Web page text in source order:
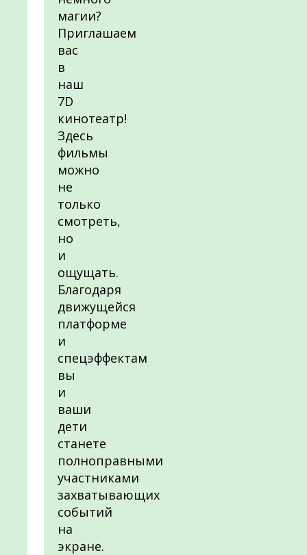
магии?
Приглашаем
вас
в
наш
7D
кинотеатр!
Здесь
фильмы
можно
не
только
смотреть,
но
и
ощущать.
Благодаря
движущейся
платформе
и
спецэффектам
вы
и
ваши
дети
станете
полноправными
участниками
захватывающих
событий
на
экране.